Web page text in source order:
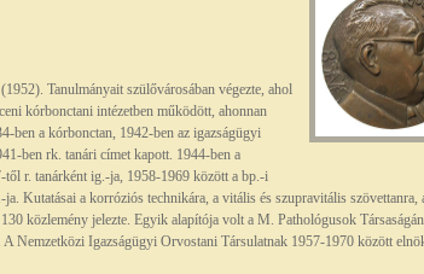
Tanulmányait szülővárosában végezte, ahol
kórbonctani intézetben működött, ahonnan
ben a kórbonctan, 1942-ben az igazságügyi
ben rk. tanári címet kapott. 1944-ben a
r. tanárként ig.-ja, 1958-1969 között a bp.-i
Kutatásai a korróziós technikára, a vitális és szupravitális
közlemény jelezte. Egyik alapítója volt a M. Pathológusok
Nemzetközi Igazságügyi Orvostani Társulatnak 1957-1970 között